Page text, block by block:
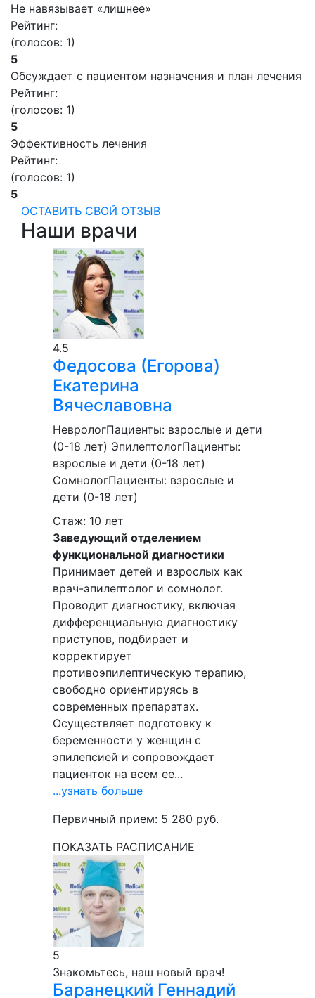
Не навязывает «лишнее»
Рейтинг:
(голосов: 1)
5
Обсуждает с пациентом назначения и план лечения
Рейтинг:
(голосов: 1)
5
Эффективность лечения
Рейтинг:
(голосов: 1)
5
ОСТАВИТЬ СВОЙ ОТЗЫВ
Наши врачи
4.5
Федосова (Егорова)
Екатерина
Вячеславовна
НеврологПациенты: взрослые и дети
(0-18 лет) ЭпилептологПациенты:
взрослые и дети (0-18 лет)
СомнологПациенты: взрослые и
дети (0-18 лет)
Стаж: 10 лет
Заведующий отделением
функциональной диагностики
Принимает детей и взрослых как
врач-эпилептолог и сомнолог.
Проводит диагностику, включая
дифференциальную диагностику
приступов, подбирает и
корректирует
противоэпилептическую терапию,
свободно ориентируясь в
современных препаратах.
Осуществляет подготовку к
беременности у женщин с
эпилепсией и сопровождает
пациенток на всем ее...
...узнать больше
Первичный прием: 5 280 руб.
ПОКАЗАТЬ РАСПИСАНИЕ
5
Знакомьтесь, наш новый врач!
Баранецкий Геннадий